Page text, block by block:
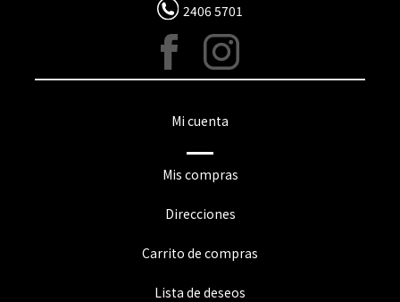
2406 5701
Mi cuenta
Mis compras
Direcciones
Carrito de compras
Lista de deseos